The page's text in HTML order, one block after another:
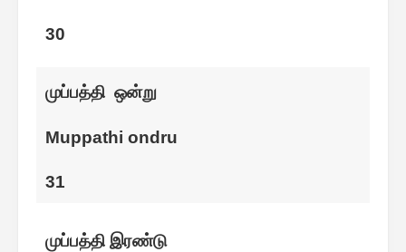
30
முப்பத்தி ஒன்று
Muppathi ondru
31
முப்பத்தி இரண்டு